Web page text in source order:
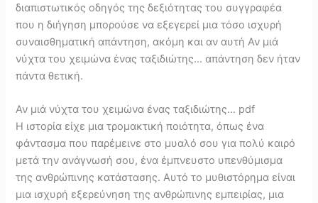
διαπιστωτικός οδηγός της δεξιότητας του συγγραφέα
που η διήγηση μπορούσε να εξεγερεί μια τόσο ισχυρή
συναισθηματική απάντηση, ακόμη και αν αυτή Αν μιά
νύχτα του χειμώνα ένας ταξιδιώτης… απάντηση δεν ήταν
πάντα θετική.
Αν μιά νύχτα του χειμώνα ένας ταξιδιώτης… pdf
Η ιστορία είχε μια τρομακτική ποιότητα, όπως ένα
φάντασμα που παρέμεινε στο μυαλό σου για πολύ καιρό
μετά την ανάγνωσή σου, ένα έμπνευστο υπενθύμισμα
της ανθρώπινης κατάστασης. Αυτό το μυθιστόρημα είναι
μια ισχυρή εξερεύνηση της ανθρώπινης εμπειρίας, μια